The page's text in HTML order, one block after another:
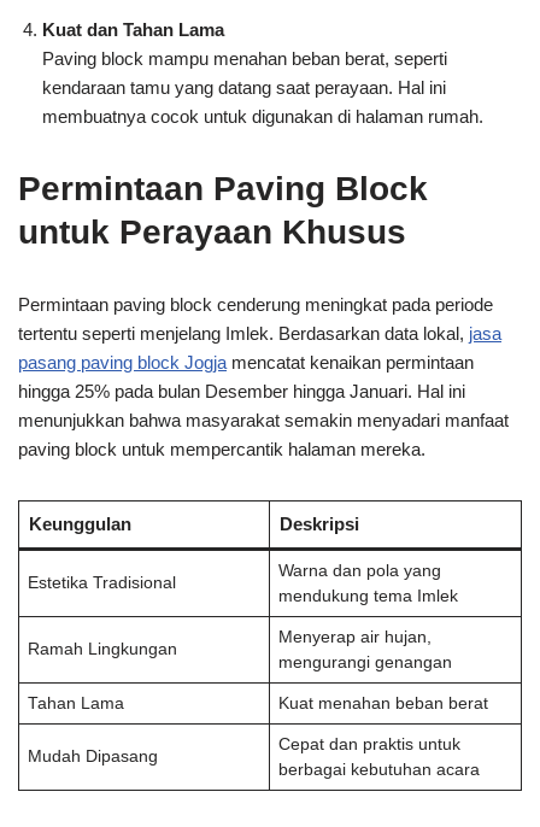
Kuat dan Tahan Lama
Paving block mampu menahan beban berat, seperti
kendaraan tamu yang datang saat perayaan. Hal ini
membuatnya cocok untuk digunakan di halaman rumah.
Permintaan Paving Block
untuk Perayaan Khusus
Permintaan paving block cenderung meningkat pada periode
tertentu seperti menjelang Imlek. Berdasarkan data lokal, jasa
pasang paving block Jogja mencatat kenaikan permintaan
hingga 25% pada bulan Desember hingga Januari. Hal ini
menunjukkan bahwa masyarakat semakin menyadari manfaat
paving block untuk mempercantik halaman mereka.
Keunggulan Deskripsi
Estetika Tradisional
Warna dan pola yang
mendukung tema Imlek
Ramah Lingkungan
Menyerap air hujan,
mengurangi genangan
Tahan Lama Kuat menahan beban berat
Mudah Dipasang
Cepat dan praktis untuk
berbagai kebutuhan acara